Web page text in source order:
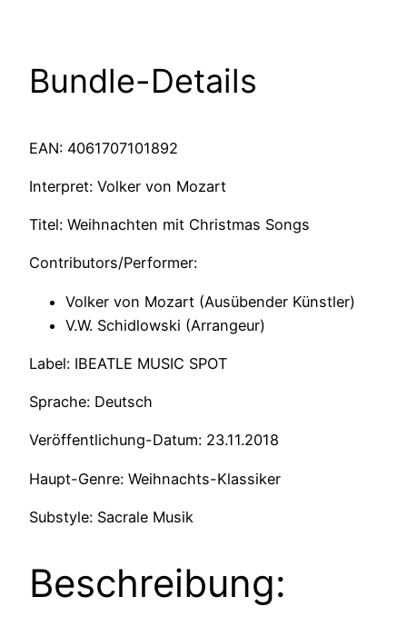
Bundle-Details
EAN: 4061707101892
Interpret: Volker von Mozart
Titel: Weihnachten mit Christmas Songs
Contributors/Performer:
Volker von Mozart (Ausübender Künstler)
V.W. Schidlowski (Arrangeur)
Label: IBEATLE MUSIC SPOT
Sprache: Deutsch
Veröffentlichung-Datum: 23.11.2018
Haupt-Genre: Weihnachts-Klassiker
Substyle: Sacrale Musik
Beschreibung: